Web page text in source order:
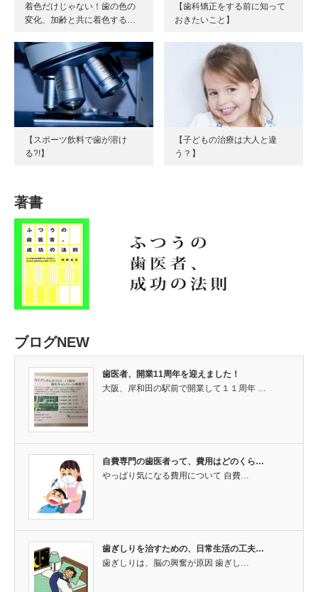
着色だけじゃない！歯の色の
変化、加齢と共に着色する…
【歯科矯正をする前に知って
おきたいこと】
【スポーツ飲料で歯が溶け
る?!】
【子どもの治療は大人と違
う？】
著書
ブログNEW
歯医者、開業11周年を迎えました！
大阪、岸和田の駅前で開業して１１周年 …
自費専門の歯医者って、費用はどのくら…
やっぱり気になる費用について 自費…
歯ぎしりを治すための、日常生活の工夫…
歯ぎしりは、脳の興奮が原因 歯ぎし…